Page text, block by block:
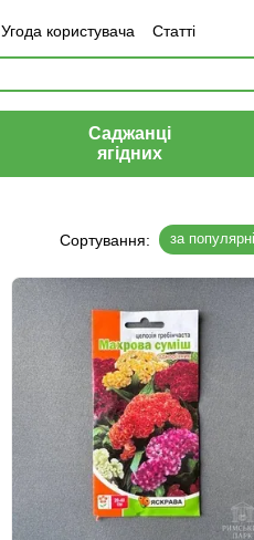
Угода користувача
Статті
Саджанці
ягідних
Сортування: за